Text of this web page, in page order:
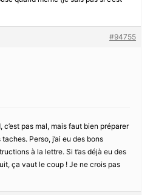
#94755
c’est pas mal, mais faut bien préparer
Perso, j’ai eu des bons
à la lettre. Si t’as déjà eu des
ça vaut le coup ! Je ne crois pas